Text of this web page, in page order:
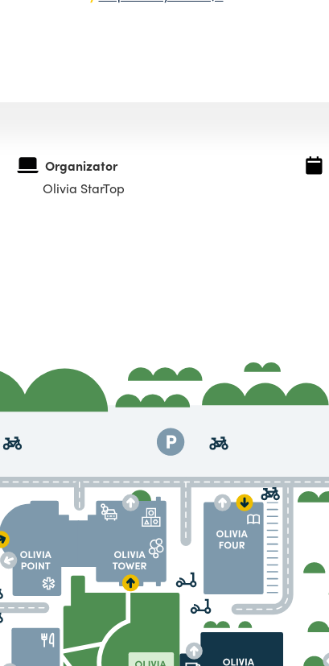
Organizator
Olivia StarTop